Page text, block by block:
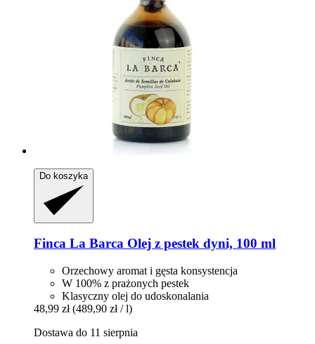
Do koszyka
Finca La Barca Olej z pestek dyni, 100 ml
Orzechowy aromat i gęsta konsystencja
W 100% z prażonych pestek
Klasyczny olej do udoskonalania
48,99 zł (489,90 zł / l)
Dostawa do 11 sierpnia